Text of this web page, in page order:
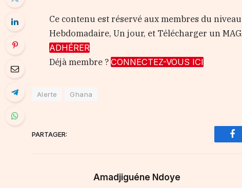
Ce contenu est réservé aux membres du
Hebdomadaire, Un jour, et Télécharger un
ADHÉRER
Déjà membre ?CONNECTEZ-VOUS ICI
Alerte Ghana
PARTAGER:
Amadjiguéne Ndoye